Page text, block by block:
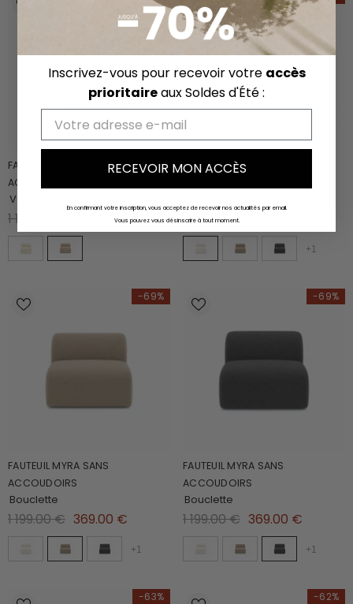
FAUTEUIL MYRA SANS
ACCOUDOIRS
Velours côtelé
1 199.00 € 449.00 €
FAUTEUIL MYRA SANS
1 199.00 €
+1
-69%
FAUTEUIL MYRA SANS
ACCOUDOIRS
Bouclette
1 199.00 € 369.00 €
+1
-69%
FAUTEUIL MYRA SANS
ACCOUDOIRS
Bouclette
1 199.00 € 369.00 €
+1
-63% -62%
Inscrivez-vous pour recevoir votre accès
prioritaireaux Soldes d'Été :
Email
RECEVOIR MON ACCÈS
En confirmant votre inscription, vous acceptez de recevoir nos actualités par email.
Vous pouvez vous désinscrire à tout moment.